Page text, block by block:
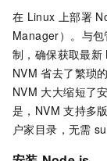
在 Linux 上部署
Manager）。与
制，确保获取最新
NVM 省去了繁琐
NVM 大大缩短了
是，NVM 支持多
户家目录，无需